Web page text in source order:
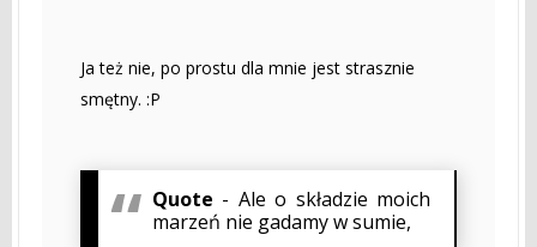
Ja też nie, po prostu dla mnie jest strasznie
smętny. :P
Quote - Ale o składzie moich
marzeń nie gadamy w sumie,